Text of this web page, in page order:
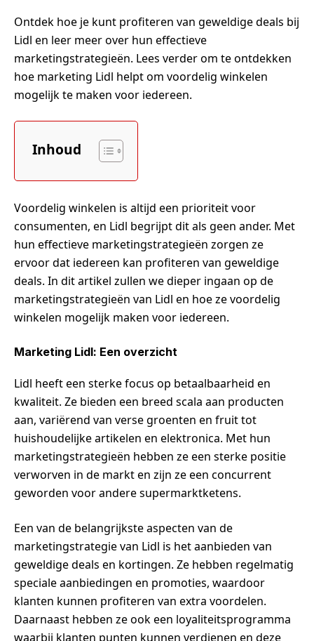
Ontdek hoe je kunt profiteren van geweldige deals bij
Lidl en leer meer over hun effectieve
marketingstrategieën. Lees verder om te ontdekken
hoe marketing Lidl helpt om voordelig winkelen
mogelijk te maken voor iedereen.
Inhoud
Voordelig winkelen is altijd een prioriteit voor
consumenten, en Lidl begrijpt dit als geen ander. Met
hun effectieve marketingstrategieën zorgen ze
ervoor dat iedereen kan profiteren van geweldige
deals. In dit artikel zullen we dieper ingaan op de
marketingstrategieën van Lidl en hoe ze voordelig
winkelen mogelijk maken voor iedereen.
Marketing Lidl: Een overzicht
Lidl heeft een sterke focus op betaalbaarheid en
kwaliteit. Ze bieden een breed scala aan producten
aan, variërend van verse groenten en fruit tot
huishoudelijke artikelen en elektronica. Met hun
marketingstrategieën hebben ze een sterke positie
verworven in de markt en zijn ze een concurrent
geworden voor andere supermarktketens.
Een van de belangrijkste aspecten van de
marketingstrategie van Lidl is het aanbieden van
geweldige deals en kortingen. Ze hebben regelmatig
speciale aanbiedingen en promoties, waardoor
klanten kunnen profiteren van extra voordelen.
Daarnaast hebben ze ook een loyaliteitsprogramma
waarbij klanten punten kunnen verdienen en deze